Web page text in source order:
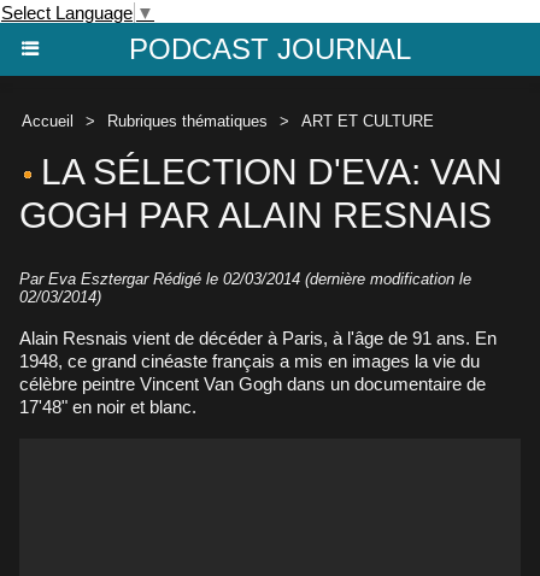
Select Language ▼
PODCAST JOURNAL
Accueil > Rubriques thématiques > ART ET CULTURE
LA SÉLECTION D'EVA: VAN
GOGH PAR ALAIN RESNAIS
Par Eva EsztergarRédigé le 02/03/2014 (dernière modification le
02/03/2014)
Alain Resnais vient de décéder à Paris, à l'âge de 91 ans. En
1948, ce grand cinéaste français a mis en images la vie du
célèbre peintre Vincent Van Gogh dans un documentaire de
17'48" en noir et blanc.